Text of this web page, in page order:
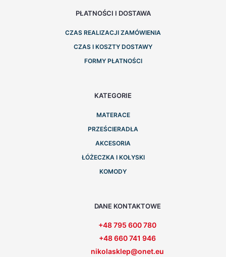
PŁATNOŚCI I DOSTAWA
CZAS REALIZACJI ZAMÓWIENIA
CZAS I KOSZTY DOSTAWY
FORMY PŁATNOŚCI
KATEGORIE
MATERACE
PRZEŚCIERADŁA
AKCESORIA
ŁÓŻECZKA I KOŁYSKI
KOMODY
DANE KONTAKTOWE
+48 795 600 780
+48 660 741 946
nikolasklep@onet.eu